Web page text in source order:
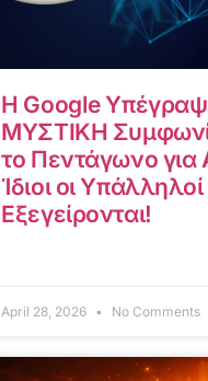
Η Google
ΜΥΣΤΙΚΗ
το Πεντάγωνο για
Ίδιοι οι
Εξεγείρονται!
April 28, 2026 No Comments